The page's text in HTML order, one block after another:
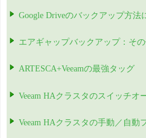
Google Driveのバックアップ方法
エアギャップバックアップ：そ
ARTESCA+Veeamの最強タッグ
Veeam HAクラスタのスイッチオ
Veeam HAクラスタの手動／自動